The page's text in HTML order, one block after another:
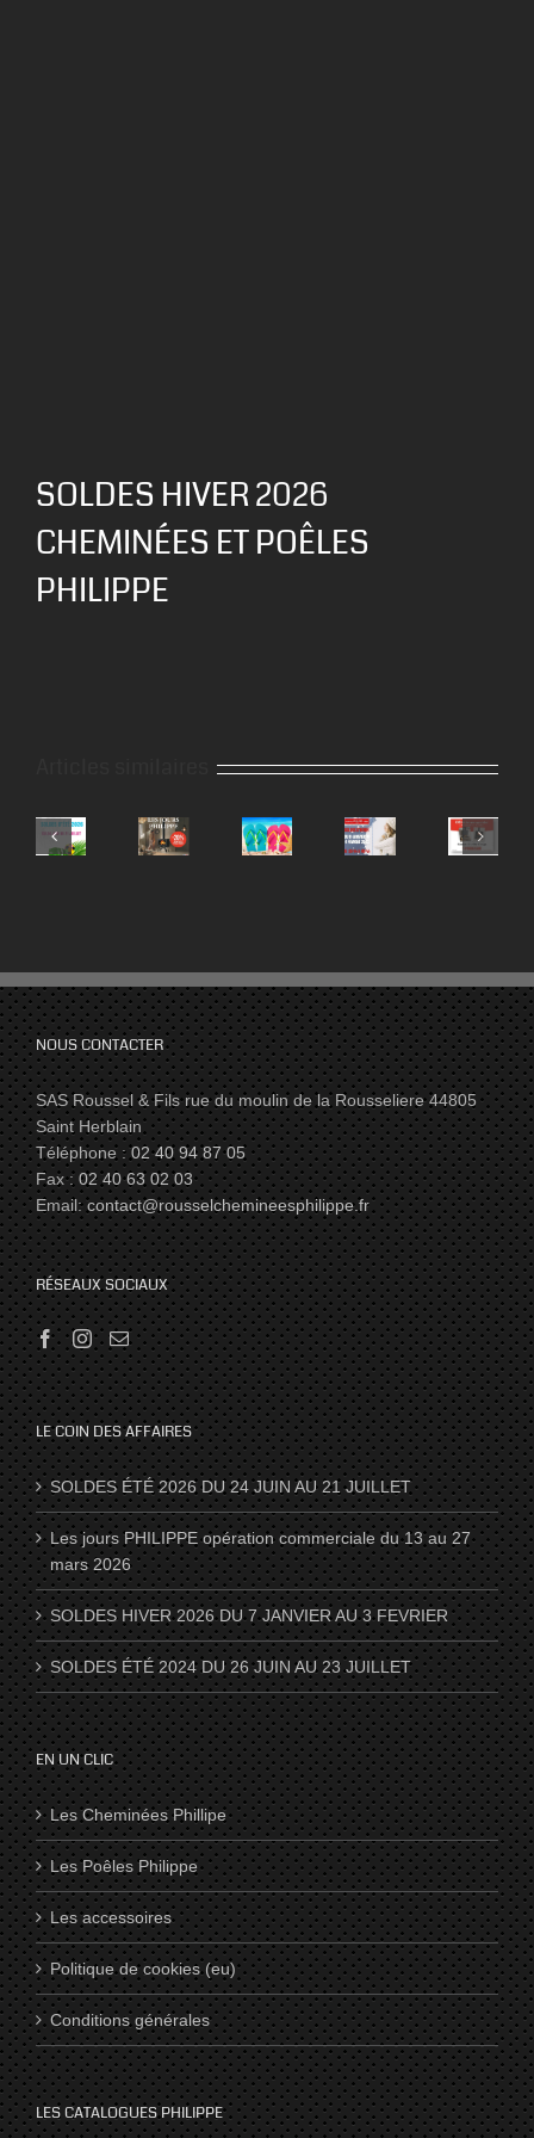
SOLDES HIVER 2026
CHEMINÉES ET POÊLES
PHILIPPE
NOUS CONTACTER
SAS Roussel & Fils rue du moulin de la Rousseliere 44805
Saint Herblain
Téléphone :02 40 94 87 05
Fax :02 40 63 02 03
Email:contact@rousselchemineesphilippe.fr
RÉSEAUX SOCIAUX
LE COIN DES AFFAIRES
SOLDES ÉTÉ 2026 DU 24 JUIN AU 21 JUILLET
Les jours PHILIPPE opération commerciale du 13 au 27
mars 2026
SOLDES HIVER 2026 DU 7 JANVIER AU 3 FEVRIER
SOLDES ÉTÉ 2024 DU 26 JUIN AU 23 JUILLET
EN UN CLIC
Les Cheminées Phillipe
Les Poêles Philippe
Les accessoires
Politique de cookies (eu)
Conditions générales
LES CATALOGUES PHILIPPE